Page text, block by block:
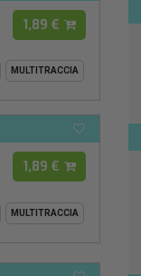
1,89 €
MULTITRACCIA
1,89 €
MULTITRACCIA